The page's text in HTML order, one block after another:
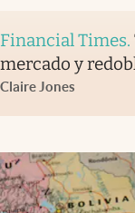
Financial Times.
mercado y
Claire Jones